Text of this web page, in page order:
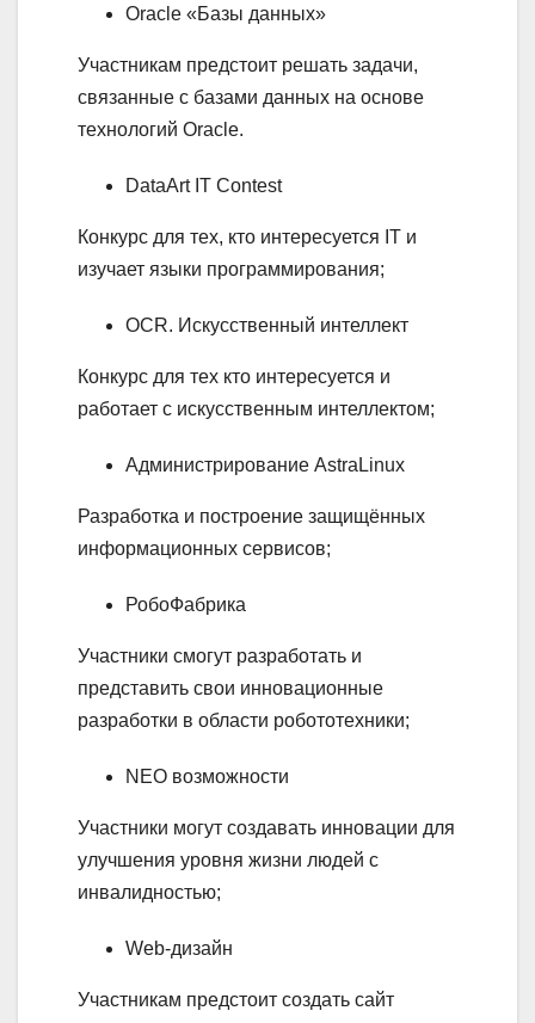
Oracle «Базы данных»
Участникам предстоит решать задачи,
связанные с базами данных на основе
технологий Oracle.
DataArt IT Contest
Конкурс для тех, кто интересуется IT и
изучает языки программирования;
OCR. Искусственный интеллект
Конкурс для тех кто интересуется и
работает с искусственным интеллектом;
Администрирование AstraLinux
Разработка и построение защищённых
информационных сервисов;
РобоФабрика
Участники смогут разработать и
представить свои инновационные
разработки в области робототехники;
NEO возможности
Участники могут создавать инновации для
улучшения уровня жизни людей с
инвалидностью;
Web-дизайн
Участникам предстоит создать сайт